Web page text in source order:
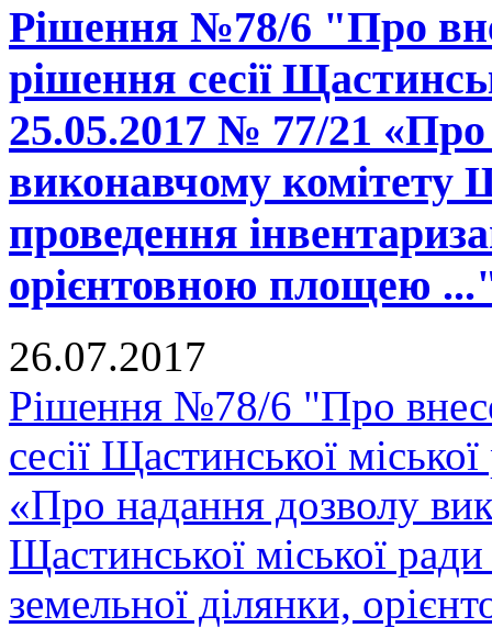
Рішення №78/6 "Про
рішення сесії
25.05.2017 № 77/21
виконавчому комітету
проведення
орієнтовною площею
26.07.2017
Рішення №78/6 "Про
сесії Щастинської
«Про надання дозволу
Щастинської міської
земельної ділянки,